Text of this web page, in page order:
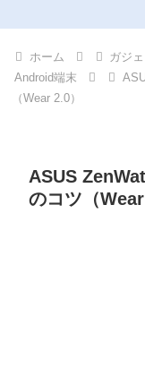
ホーム ガジ
Android端末
（Wear 2.0）
ASUS
のコツ（Wear